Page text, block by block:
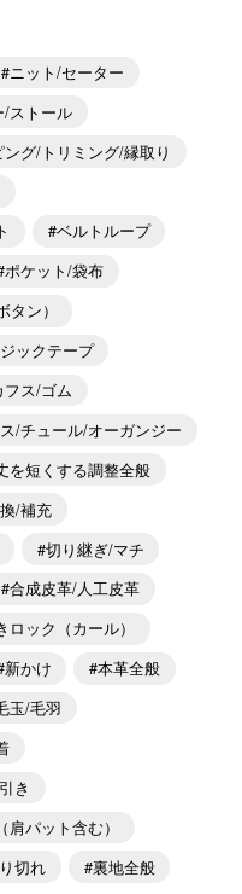
ニット/セーター
/ストール
ング/トリミング/縁取り
ベルトループ
ポケット/袋布
ン）
ックテープ
フス/ゴム
/チュール/オーガンジー
を短くする調整全般
/補充
切り継ぎ/マチ
合成皮革/人工皮革
ロック（カール）
新かけ
本革全般
玉/毛羽
き
肩パット含む）
切れ
裏地全般